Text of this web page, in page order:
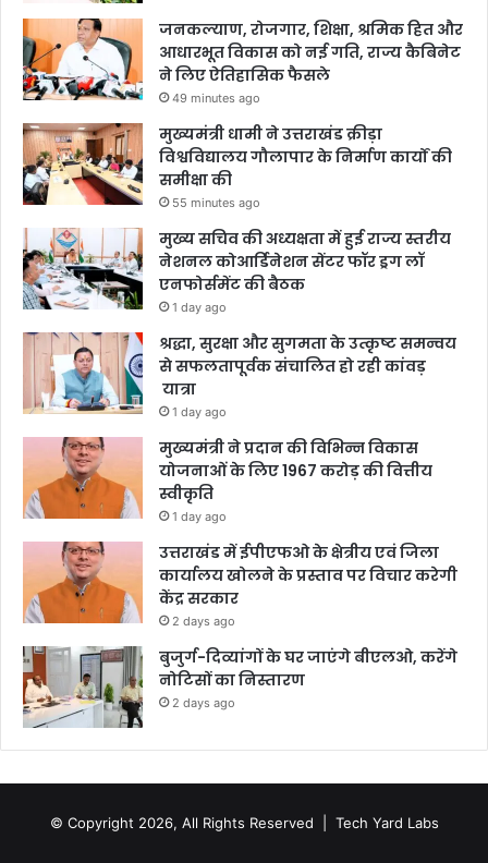
जनकल्याण, रोजगार, शिक्षा, श्रमिक हित और
आधारभूत विकास को नई गति, राज्य कैबिनेट
ने लिए ऐतिहासिक फैसले
49 minutes ago
मुख्यमंत्री धामी ने उत्तराखंड क्रीड़ा
विश्वविद्यालय गौलापार के निर्माण कार्यों की
समीक्षा की
55 minutes ago
मुख्य सचिव की अध्यक्षता में हुई राज्य स्तरीय
नेशनल कोआर्डिनेशन सेंटर फॉर ड्रग लॉ
एनफोर्समेंट की बैठक
1 day ago
श्रद्धा, सुरक्षा और सुगमता के उत्कृष्ट समन्वय
से सफलतापूर्वक संचालित हो रही कांवड़
यात्रा
1 day ago
मुख्यमंत्री ने प्रदान की विभिन्न विकास
योजनाओं के लिए 1967 करोड़ की वित्तीय
स्वीकृति
1 day ago
उत्तराखंड में ईपीएफओ के क्षेत्रीय एवं जिला
कार्यालय खोलने के प्रस्ताव पर विचार करेगी
केंद्र सरकार
2 days ago
बुजुर्ग-दिव्यांगों के घर जाएंगे बीएलओ, करेंगे
नोटिसों का निस्तारण
2 days ago
© Copyright 2026, All Rights Reserved | Tech Yard Labs